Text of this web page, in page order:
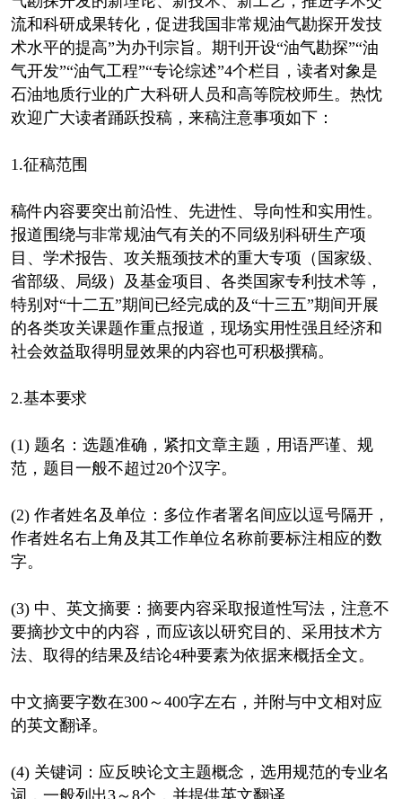
流和科研成果转化，促进我国非常规油气勘探开发技
术水平的提高”为办刊宗旨。期刊开设“油气勘探”“油
气开发”“油气工程”“专论综述”4个栏目，读者对象是
石油地质行业的广大科研人员和高等院校师生。热忱
欢迎广大读者踊跃投稿，来稿注意事项如下：
1.征稿范围
稿件内容要突出前沿性、先进性、导向性和实用性。
报道围绕与非常规油气有关的不同级别科研生产项
目、学术报告、攻关瓶颈技术的重大专项（国家级、
省部级、局级）及基金项目、各类国家专利技术等，
特别对“十二五”期间已经完成的及“十三五”期间开展
的各类攻关课题作重点报道，现场实用性强且经济和
社会效益取得明显效果的内容也可积极撰稿。
2.基本要求
(1) 题名：选题准确，紧扣文章主题，用语严谨、规
范，题目一般不超过20个汉字。
(2) 作者姓名及单位：多位作者署名间应以逗号隔开，
作者姓名右上角及其工作单位名称前要标注相应的数
字。
(3) 中、英文摘要：摘要内容采取报道性写法，注意不
要摘抄文中的内容，而应该以研究目的、采用技术方
法、取得的结果及结论4种要素为依据来概括全文。
中文摘要字数在300～400字左右，并附与中文相对应
的英文翻译。
(4) 关键词：应反映论文主题概念，选用规范的专业名
词，一般列出3～8个，并提供英文翻译。